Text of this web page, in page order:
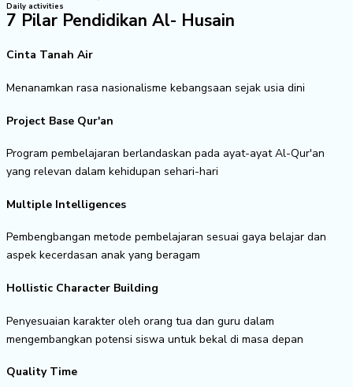
Daily activities
7 Pilar Pendidikan Al- Husain
Cinta Tanah Air
Menanamkan rasa nasionalisme kebangsaan sejak usia dini
Project Base Qur'an
Program pembelajaran berlandaskan pada ayat-ayat Al-Qur'an
yang relevan dalam kehidupan sehari-hari
Multiple Intelligences
Pembengbangan metode pembelajaran sesuai gaya belajar dan
aspek kecerdasan anak yang beragam
Hollistic Character Building
Penyesuaian karakter oleh orang tua dan guru dalam
mengembangkan potensi siswa untuk bekal di masa depan
Quality Time